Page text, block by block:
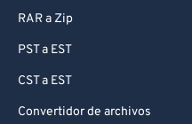
RAR a Zip
PST a EST
CST a EST
Convertidor de archivos